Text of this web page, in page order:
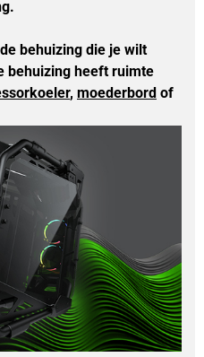
behuizing die je wilt
behuizing heeft ruimte
, moederbord of